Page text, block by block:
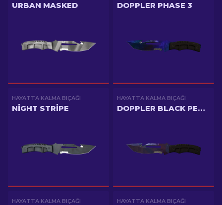
URBAN MASKED DOPPLER PHASE 3
HAYATTA KALMA BIÇAĞI
NIGHT STRIPE
HAYATTA KALMA BIÇAĞI
DOPPLER BLACK PEARL
HAYATTA KALMA BIÇAĞI HAYATTA KALMA BIÇAĞI